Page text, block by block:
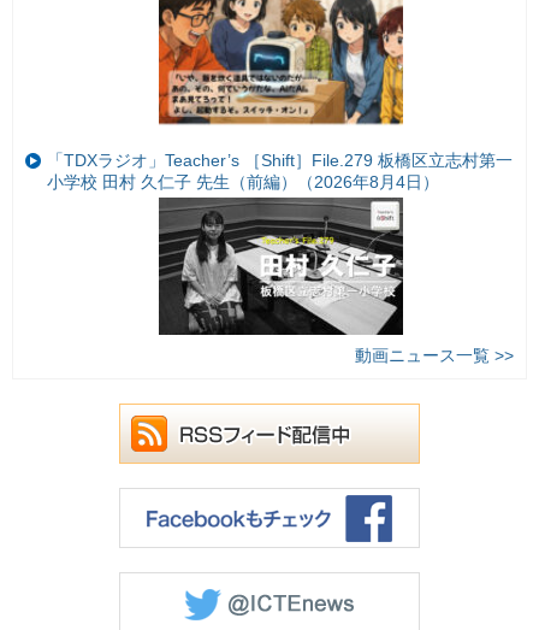
「TDXラジオ」Teacher’s ［Shift］File.279 板橋区立志村第一
小学校 田村 久仁子 先生（前編）（2026年8月4日）
動画ニュース一覧 >>